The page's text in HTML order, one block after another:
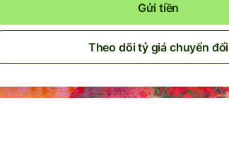
Gửi tiền
Theo dõi tỷ giá chuyển đổi